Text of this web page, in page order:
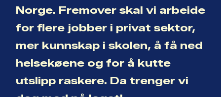
Norge. Fremover skal vi arbeide
for flere jobber i privat sektor,
mer kunnskap i skolen, å få ned
helsekøene og for å kutte
utslipp raskere. Da trenger vi